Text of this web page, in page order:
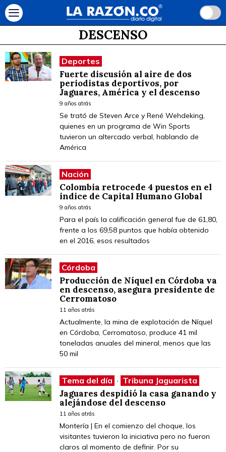
DESCENSO
Deportes
Fuerte discusión al aire de dos
periodistas deportivos, por
Jaguares, América y el descenso
9 años atrás
Se trató de Steven Arce y René Wehdeking,
quienes en un programa de Win Sports
tuvieron un altercado verbal, hablando de
América
Nación
Colombia retrocede 4 puestos en el
indice de Capital Humano Global
9 años atrás
Para el país la calificación general fue de 61,80,
frente a los 69,58 puntos que había obtenido
en el 2016, esos resultados
Córdoba
Producción de Níquel en Córdoba va
en descenso, asegura presidente de
Cerromatoso
11 años atrás
Actualmente, la mina de explotación de Níquel
en Córdoba, Cerromatoso, produce 41 mil
toneladas anuales del mineral, menos que las
50 mil
Tema del día · Tribuna Jaguarista
Jaguares despidió la casa ganando y
alejándose del descenso
11 años atrás
Montería | En el comienzo del choque, los
visitantes tuvieron la iniciativa pero no fueron
claros al momento de definir. Por su